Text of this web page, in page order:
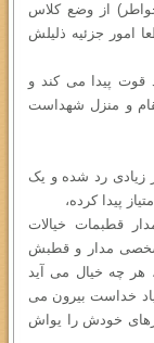
از وضع کلاس
امور جزئیه ذلیلش
قوت پیدا می کند و
و منزل شهداست
زیادی رد شده و یک
پیدا کرده،
قطبمات خیالات
مدار و قطبش
هر چه خیال می آید
خداست بیرون می
خودش را یواش